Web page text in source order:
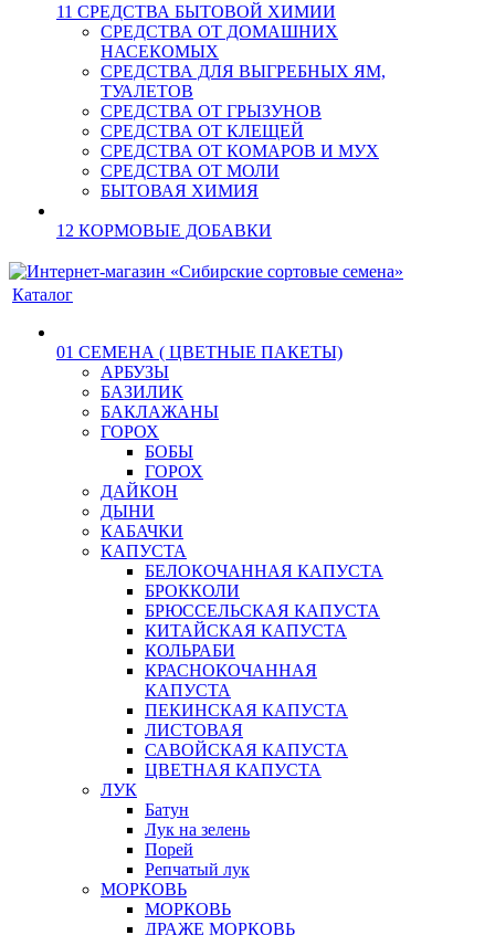
11 СРЕДСТВА БЫТОВОЙ ХИМИИ
СРЕДСТВА ОТ ДОМАШНИХ
НАСЕКОМЫХ
СРЕДСТВА ДЛЯ ВЫГРЕБНЫХ ЯМ,
ТУАЛЕТОВ
СРЕДСТВА ОТ ГРЫЗУНОВ
СРЕДСТВА ОТ КЛЕЩЕЙ
СРЕДСТВА ОТ КОМАРОВ И МУХ
СРЕДСТВА ОТ МОЛИ
БЫТОВАЯ ХИМИЯ
12 КОРМОВЫЕ ДОБАВКИ
Каталог
01 СЕМЕНА ( ЦВЕТНЫЕ ПАКЕТЫ)
АРБУЗЫ
БАЗИЛИК
БАКЛАЖАНЫ
ГОРОХ
БОБЫ
ГОРОХ
ДАЙКОН
ДЫНИ
КАБАЧКИ
КАПУСТА
БЕЛОКОЧАННАЯ КАПУСТА
БРОККОЛИ
БРЮССЕЛЬСКАЯ КАПУСТА
КИТАЙСКАЯ КАПУСТА
КОЛЬРАБИ
КРАСНОКОЧАННАЯ
КАПУСТА
ПЕКИНСКАЯ КАПУСТА
ЛИСТОВАЯ
САВОЙСКАЯ КАПУСТА
ЦВЕТНАЯ КАПУСТА
ЛУК
Батун
Лук на зелень
Порей
Репчатый лук
МОРКОВЬ
МОРКОВЬ
ДРАЖЕ МОРКОВЬ